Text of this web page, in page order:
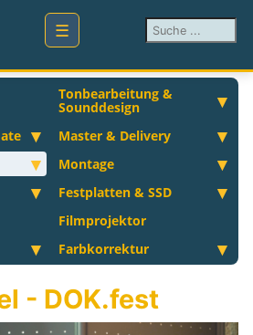
Suchen ...
Tonbearbeitung &
Sounddesign
Master & Delivery
Montage
Festplatten & SSD
Filmprojektor
Farbkorrektur
- DOK.fest